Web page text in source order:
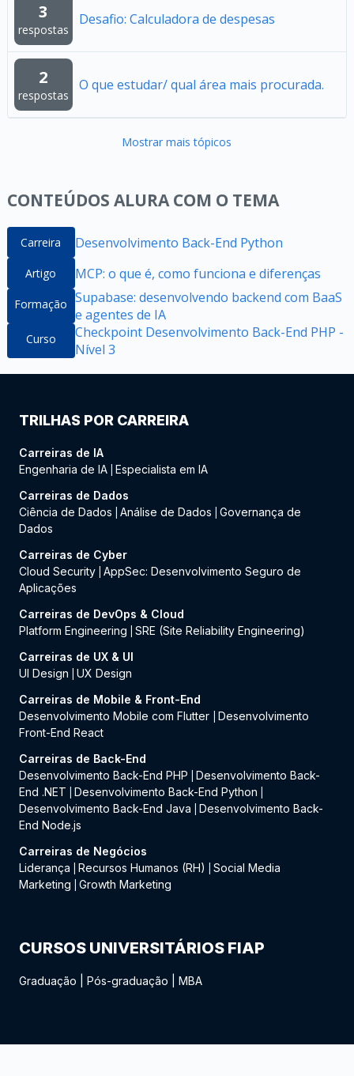
3
respostas
Desafio: Calculadora de despesas
2
respostas
O que estudar/ qual área mais procurada.
Mostrar mais tópicos
CONTEÚDOS ALURA COM O TEMA
Carreira Desenvolvimento Back-End Python
Artigo MCP: o que é, como funciona e diferenças
Formação Supabase: desenvolvendo backend com BaaS
e agentes de IA
Curso
Checkpoint Desenvolvimento Back-End PHP -
Nível 3
TRILHAS POR CARREIRA
Carreiras de IA
Engenharia de IA Especialista em IA
Carreiras de Dados
Ciência de Dados
Análise de Dados
Governança de
Dados
Carreiras de Cyber
Cloud Security AppSec: Desenvolvimento Seguro de
Aplicações
Carreiras de DevOps & Cloud
Platform Engineering
SRE (Site Reliability Engineering)
Carreiras de UX & UI
UI Design
UX Design
Carreiras de Mobile & Front-End
Desenvolvimento Mobile com Flutter
Desenvolvimento
Front-End React
Carreiras de Back-End
Desenvolvimento Back-End PHP
Desenvolvimento Back-
End .NET
Desenvolvimento Back-End Python
Desenvolvimento Back-End Java
Desenvolvimento Back-
End Node.js
Carreiras de Negócios
Liderança
Recursos Humanos (RH)
Social Media
Marketing
Growth Marketing
CURSOS UNIVERSITÁRIOS FIAP
Graduação Pós-graduação MBA